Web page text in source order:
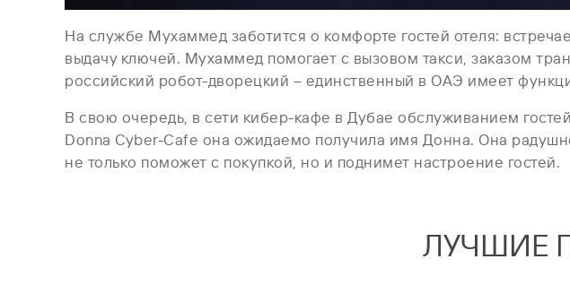
На службе Мухаммед заботится о комфорте гостей отеля:
выдачу ключей. Мухаммед помогает с вызовом такси, заказом
российский робот-дворецкий – единственный в ОАЭ имеет
В свою очередь, в сети кибер-кафе в Дубае обслуживанием
Donna Cyber-Cafe она ожидаемо получила имя Донна. Она
не только поможет с покупкой, но и поднимет настроение гостей.
ЛУЧШИЕ